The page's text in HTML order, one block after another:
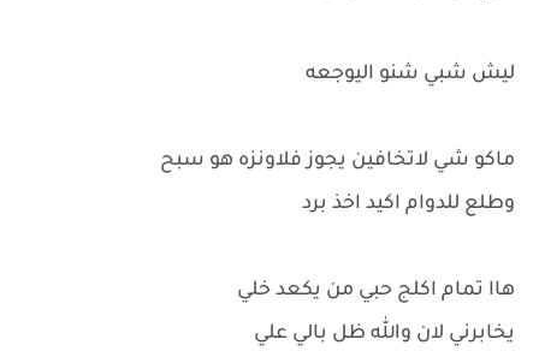
ليش شبي شنو اليوجعه
ماكو شي لاتخافين يجوز فلاونزه هو سبح
وطلع للدوام اكيد اخذ برد
هاا تمام اكلج حبي من يكعد خلي
يخابرني لان والله ظل بالي علي